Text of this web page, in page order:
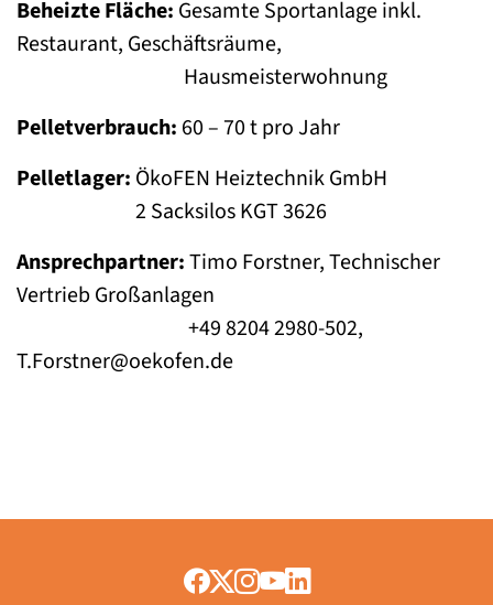
Beheizte Fläche: Gesamte Sportanlage inkl.
Restaurant, Geschäftsräume,
Hausmeisterwohnung
Pelletverbrauch: 60 – 70 t pro Jahr
Pelletlager: ÖkoFEN Heiztechnik GmbH
2 Sacksilos KGT 3626
Ansprechpartner:Timo Forstner, Technischer
Vertrieb Großanlagen
+49 8204 2980-502,
T.Forstner@oekofen.de